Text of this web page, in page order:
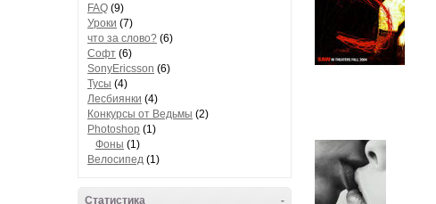
FAQ (9)
Уроки (7)
что за слово? (6)
Софт (6)
SonyEricsson (6)
Тусы (4)
Лесбиянки (4)
Конкурсы от Ведьмы (2)
Photoshop (1)
Фоны (1)
Велосипед (1)
-
Статистика